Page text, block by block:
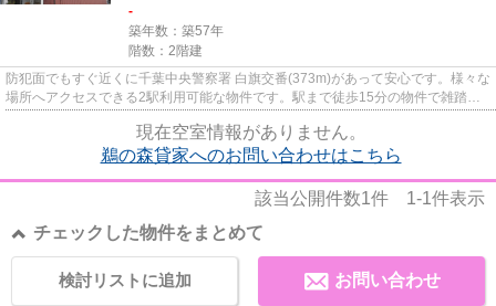
-
築年数：築57年
階数：2階建
防犯面でもすぐ近くに千葉中央警察署 白旗交番(373m)があって安心です。様々な
場所へアクセスできる2駅利用可能な物件です。駅まで徒歩15分の物件で雑踏か
現在空室情報がありません。
鵜の森貸家へのお問い合わせはこちら
該当公開件数1件 1-1件表示
チェックした物件をまとめて
お問い合わせ
検討リストに追加